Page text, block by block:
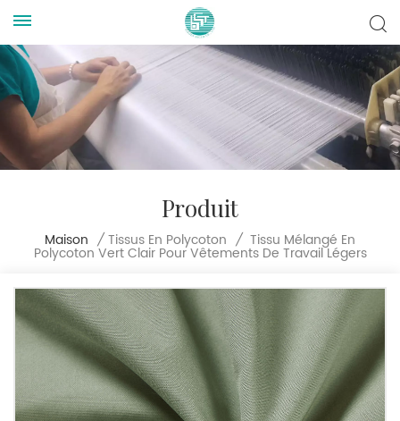
Produit
Maison / Tissus En Polycoton / Tissu Mélangé En
Polycoton Vert Clair Pour Vêtements De Travail Légers